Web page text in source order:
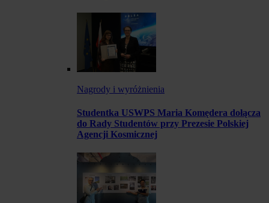
Nagrody i wyróżnienia
Studentka USWPS Maria Komędera dołącza
do Rady Studentów przy Prezesie Polskiej
Agencji Kosmicznej